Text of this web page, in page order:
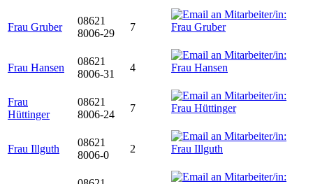
Frau Gruber
08621
8006-29
7
Frau Hansen
08621
8006-31
4
Frau
Hüttinger
08621
8006-24
7
Frau Illguth
08621
8006-0
2